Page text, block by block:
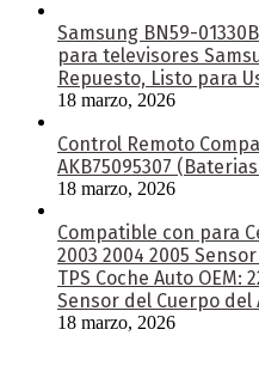
Samsung BN59-
para televisores
Repuesto, Listo para
18 marzo, 2026
Control Remoto
AKB75095307
18 marzo, 2026
Compatible con para
2003 2004 2005
TPS Coche Auto OEM:
Sensor del Cuerpo del
18 marzo, 2026